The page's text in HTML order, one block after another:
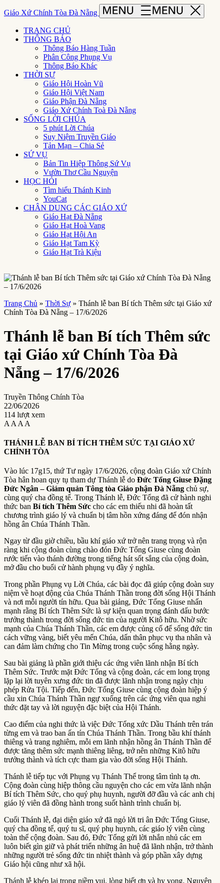
Giáo Xứ Chính Tòa Đà Nẵng
TRANG CHỦ
THÔNG BÁO
Thông Báo Hàng Tuần
Phân Công Phụng Vụ
Thông Báo Khác
THỜI SỰ
Giáo Hội Hoàn Vũ
Giáo Hội Việt Nam
Giáo Phận Đà Nẵng
Giáo Xứ Chính Toà Đà Nẵng
SỐNG LỜI CHÚA
5 phút Lời Chúa
Suy Niệm Truyền Giáo
Tản Mạn – Chia Sẻ
SỨ VỤ
Bản Tin Hiệp Thông Sứ Vụ
Vườn Thơ Cầu Nguyện
HỌC HỎI
Tìm hiểu Thánh Kinh
YouCat
CHÂN DUNG CÁC GIÁO XỨ
Giáo Hạt Đà Nẵng
Giáo Hạt Hoà Vang
Giáo Hạt Hội An
Giáo Hạt Tam Kỳ
Giáo Hạt Trà Kiệu
Trang Chủ » Thời Sự » Thánh lễ ban Bí tích Thêm sức tại Giáo xứ
Chính Tòa Đà Nẵng – 17/6/2026
Thánh lễ ban Bí tích Thêm sức
tại Giáo xứ Chính Tòa Đà
Nẵng – 17/6/2026
Truyền Thông Chính Tòa
22/06/2026
114 lượt xem
A A A A
THÁNH LỄ BAN BÍ TÍCH THÊM SỨC TẠI GIÁO XỨ
CHÍNH TÒA
Vào lúc 17g15, thứ Tư ngày 17/6/2026, cộng đoàn Giáo xứ Chính
Tòa hân hoan quy tụ tham dự Thánh lễ do Đức Tổng Giuse Đặng
Đức Ngân – Giám quản Tông tòa Giáo phận Đà Nẵng chủ sự,
cùng quý cha đồng tế. Trong Thánh lễ, Đức Tổng đã cử hành nghi
thức ban Bí tích Thêm Sức cho các em thiếu nhi đã hoàn tất
chương trình giáo lý và chuẩn bị tâm hồn xứng đáng để đón nhận
hồng ân Chúa Thánh Thần.
Ngay từ đầu giờ chiều, bầu khí giáo xứ trở nên trang trọng và rộn
ràng khi cộng đoàn cùng chào đón Đức Tổng Giuse cùng đoàn
rước tiến vào thánh đường trong tiếng hát sốt sắng của cộng đoàn,
mở đầu cho buổi cử hành phụng vụ đầy ý nghĩa.
Trong phần Phụng vụ Lời Chúa, các bài đọc đã giúp cộng đoàn suy
niệm về hoạt động của Chúa Thánh Thần trong đời sống Hội Thánh
và nơi mỗi người tín hữu. Qua bài giảng, Đức Tổng Giuse nhấn
mạnh rằng Bí tích Thêm Sức là sự kiện quan trọng đánh dấu bước
trưởng thành trong đời sống đức tin của người Kitô hữu. Nhờ sức
mạnh của Chúa Thánh Thần, các em được củng cố để sống đức tin
cách vững vàng, biết yêu mến Chúa, dấn thân phục vụ tha nhân và
can đảm làm chứng cho Tin Mừng trong cuộc sống hằng ngày.
Sau bài giảng là phần giới thiệu các ứng viên lãnh nhận Bí tích
Thêm Sức. Trước mặt Đức Tổng và cộng đoàn, các em long trọng
lặp lại lời tuyên xưng đức tin đã được lãnh nhận trong ngày chịu
phép Rửa Tội. Tiếp đến, Đức Tổng Giuse cùng cộng đoàn hiệp ý
cầu xin Chúa Thánh Thần ngự xuống trên các ứng viên qua nghi
thức đặt tay và lời nguyện đặc biệt của Hội Thánh.
Cao điểm của nghi thức là việc Đức Tổng xức Dầu Thánh trên trán
từng em và trao ban ấn tín Chúa Thánh Thần. Trong bầu khí thánh
thiêng và trang nghiêm, mỗi em lãnh nhận hồng ân Thánh Thần để
được tăng thêm sức mạnh thiêng liêng, trở nên những Kitô hữu
trưởng thành và tích cực tham gia vào đời sống Hội Thánh.
Thánh lễ tiếp tục với Phụng vụ Thánh Thể trong tâm tình tạ ơn.
Cộng đoàn cùng hiệp thông cầu nguyện cho các em vừa lãnh nhận
Bí tích Thêm Sức, cho quý phụ huynh, người đỡ đầu và các anh chị
giáo lý viên đã đồng hành trong suốt hành trình chuẩn bị.
Cuối Thánh lễ, đại diện giáo xứ đã ngỏ lời tri ân Đức Tổng Giuse,
quý cha đồng tế, quý tu sĩ, quý phụ huynh, các giáo lý viên cùng
toàn thể cộng đoàn. Sau đó, Đức Tổng gửi lời nhắn nhủ các em
luôn biết gìn giữ và phát triển những ân huệ đã lãnh nhận, trở thành
những người trẻ sống đức tin nhiệt thành và góp phần xây dựng
Giáo hội cũng như xã hội.
Thánh lễ khép lại trong niềm vui, lòng biết ơn và hy vọng. Nguyện